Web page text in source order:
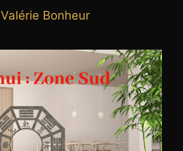
Valérie Bonheur